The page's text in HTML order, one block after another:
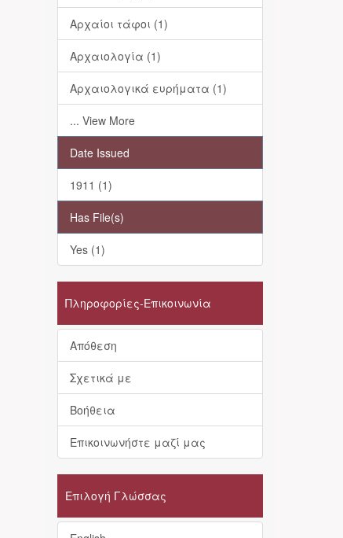
Αρχαίοι τάφοι (1)
Αρχαιολογία (1)
Αρχαιολογικά ευρήματα (1)
... View More
Date Issued
1911 (1)
Has File(s)
Yes (1)
Πληροφορίες-Επικοινωνία
Απόθεση
Σχετικά με
Βοήθεια
Επικοινωνήστε μαζί μας
Επιλογή Γλώσσας